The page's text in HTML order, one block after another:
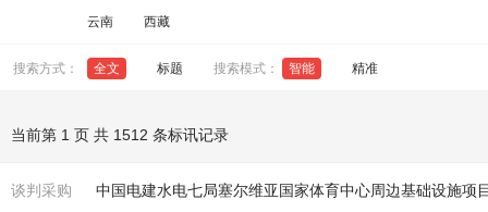
云南 西藏
搜索方式： 全文 标题 搜索模式： 智能 精准
当前第 1 页 共 1512 条标讯记录
谈判采购 中国电建水电七局塞尔维亚国家体育中心周边基础设施项目